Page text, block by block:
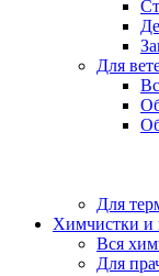
Для
Для
Химчистки и
Вся
Для